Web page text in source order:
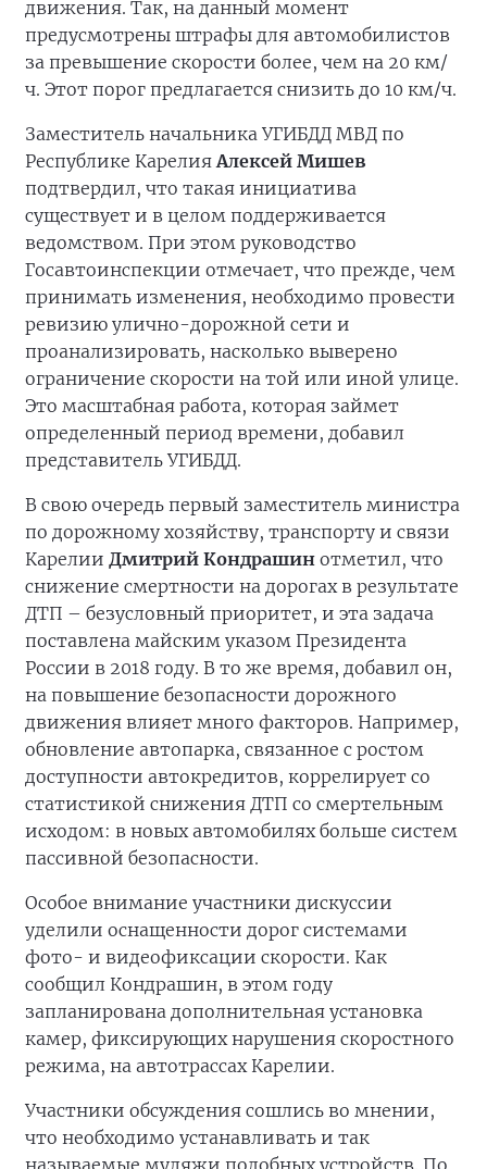
движения. Так, на данный момент
предусмотрены штрафы для автомобилистов
за превышение скорости более, чем на 20 км/
ч. Этот порог предлагается снизить до 10 км/ч.
Заместитель начальника УГИБДД МВД по
Республике КарелияАлексей Мишев
подтвердил, что такая инициатива
существует и в целом поддерживается
ведомством. При этом руководство
Госавтоинспекции отмечает, что прежде, чем
принимать изменения, необходимо провести
ревизию улично-дорожной сети и
проанализировать, насколько выверено
ограничение скорости на той или иной улице.
Это масштабная работа, которая займет
определенный период времени, добавил
представитель УГИБДД.
В свою очередь первый заместитель министра
по дорожному хозяйству, транспорту и связи
Карелии Дмитрий Кондрашин отметил, что
снижение смертности на дорогах в результате
ДТП – безусловный приоритет, и эта задача
поставлена майским указом Президента
России в 2018 году. В то же время, добавил он,
на повышение безопасности дорожного
движения влияет много факторов. Например,
обновление автопарка, связанное с ростом
доступности автокредитов, коррелирует со
статистикой снижения ДТП со смертельным
исходом: в новых автомобилях больше систем
пассивной безопасности.
Особое внимание участники дискуссии
уделили оснащенности дорог системами
фото- и видеофиксации скорости. Как
сообщил Кондрашин, в этом году
запланирована дополнительная установка
камер, фиксирующих нарушения скоростного
режима, на автотрассах Карелии.
Участники обсуждения сошлись во мнении,
что необходимо устанавливать и так
называемые муляжи подобных устройств. По